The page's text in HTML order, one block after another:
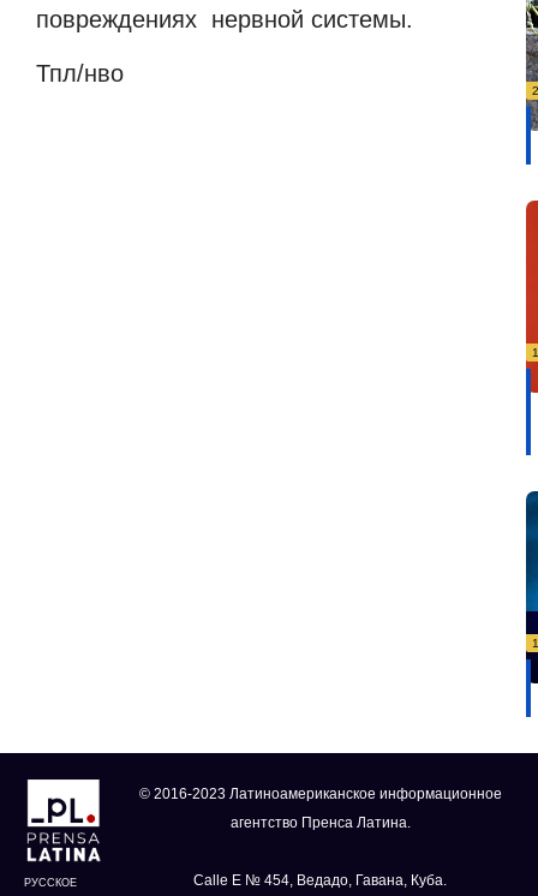
повреждениях нервной системы.
Тпл/нво
РУССКОЕ
© 2016-2023 Латиноамериканское информационное
агентство Пренса Латина.
Calle E № 454, Ведадо, Гавана, Куба.